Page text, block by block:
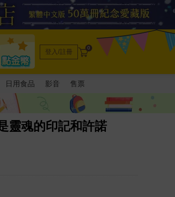
登入/註冊 0
日用食品 影音 售票
靈魂的印記和許諾